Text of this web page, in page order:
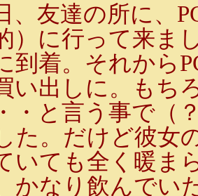
友達の所に、
）に行って来ま
到着。それから
い出しに。もち
・と言う事で（
た。だけど彼女
いても全く暖ま
かなり飲んでい